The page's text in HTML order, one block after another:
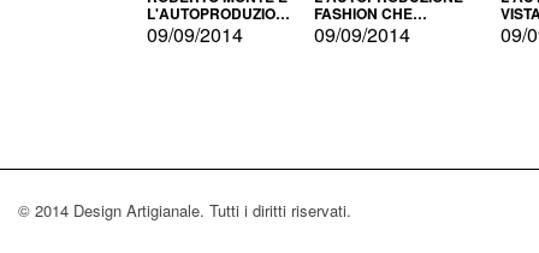
L'AUTOPRODUZIONE
CON IL CENSIMENTO
09/09/2014
FASHION CHE
CONQUISTA GLI USA
09/09/2014 09/
© 2014 Design Artigianale. Tutti i diritti riservati.